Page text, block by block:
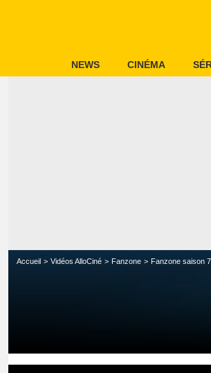
NEWS CINÉMA
Accueil Vidéos AlloCiné Fanzone Fanzone saison 7